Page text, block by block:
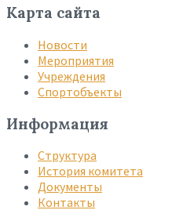
Карта сайта
Новости
Мероприятия
Учреждения
Спортобъекты
Информация
Структура
История комитета
Документы
Контакты